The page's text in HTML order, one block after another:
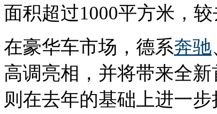
面积超过1000平方米，
在豪华车市场，德系奔驰
高调亮相，并将带来全
则在去年的基础上进一